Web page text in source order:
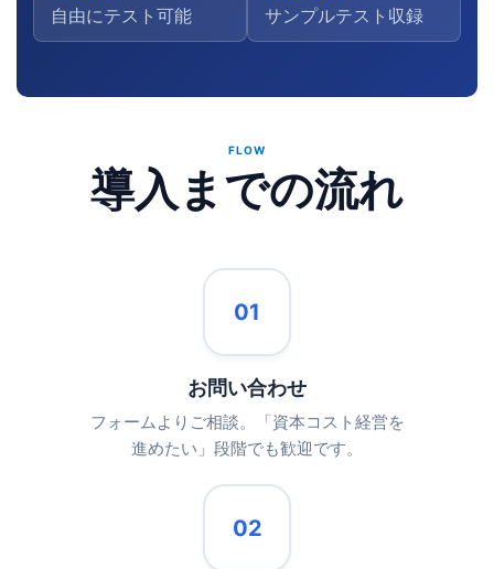
自由にテスト可能 サンプルテスト収録
FLOW
導入までの流れ
01
お問い合わせ
フォームよりご相談。「資本コスト経営を
進めたい」段階でも歓迎です。
02